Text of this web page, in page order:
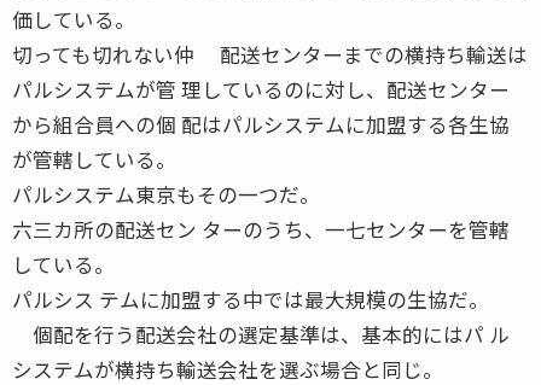
価している。
切っても切れない仲 配送センターまでの横持ち輸送は
パルシステムが管 理しているのに対し、配送センター
から組合員への個 配はパルシステムに加盟する各生協
が管轄している。
パルシステム東京もその一つだ。
六三カ所の配送セン ターのうち、一七センターを管轄
している。
パルシス テムに加盟する中では最大規模の生協だ。
個配を行う配送会社の選定基準は、基本的にはパ ル
システムが横持ち輸送会社を選ぶ場合と同じ。